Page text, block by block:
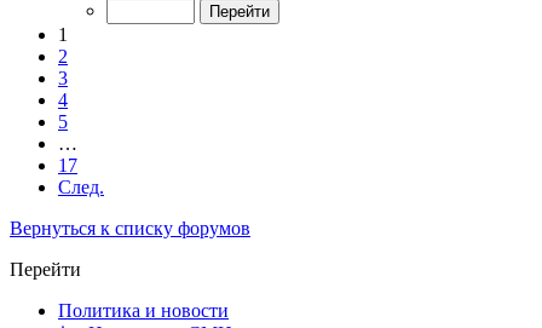
1
2
3
4
5
…
17
След.
Вернуться к списку форумов
Перейти
Политика и новости